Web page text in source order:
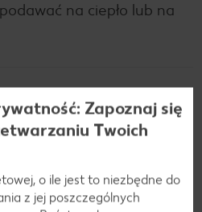
na ciepło lub na
Zapoznaj się
Twoich
o ile jest to niezbędne do
z jej poszczególnych